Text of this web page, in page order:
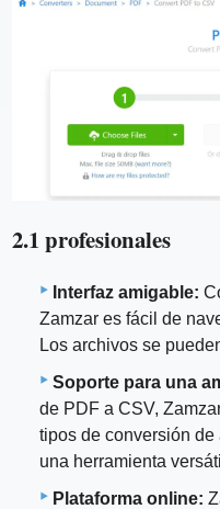
2.1 profesionales
Interfaz amigable:
Zamzar es fácil de
Los archivos se
Soporte para una
de PDF a CSV,
tipos de conversión
una herramienta
Plataforma online: